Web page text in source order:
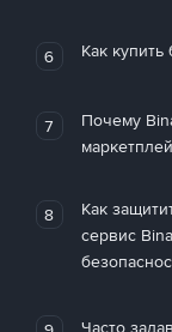
6 Как купить
7
Почему
8
Как
сервис
Часто